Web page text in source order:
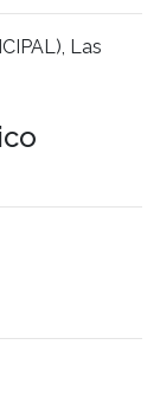
Las